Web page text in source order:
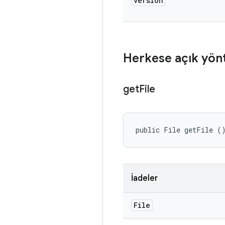
Herkese açık
getFile
public File getFile ()
İadeler
File